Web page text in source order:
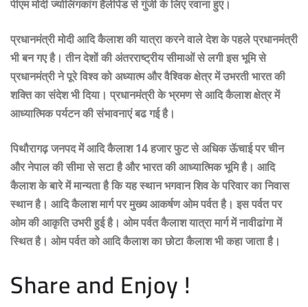
पीएम मोदी ज्योलिंगकांग हैलीपेड से गुंजी के लिए रवाना हुए।
प्रधानमंत्री मोदी आदि कैलाश की यात्रा करने वाले देश के पहले प्रधानमंत्री
भी बन गए है। तीन देशों की अंतरराष्ट्रीय सीमाओं से लगी इस भूमि से
प्रधानमंत्री ने पूरे विश्व को अध्यात्म और वैश्विक क्षेत्र में उभरती भारत की
शक्ति का संदेश भी दिया। प्रधानमंत्री के भ्रमण से आदि कैलाश क्षेत्र में
आध्यात्मिक पर्यटन की संभावनाएं बढ गई है।
पिथौरागढ़ जनपद में आदि कैलाश 14 हजार फुट से अधिक ऊॅचाई पर चीन
और नेपाल की सीमा से सटा है और भारत की आध्यात्मिक भूमि है। आदि
कैलाश के बारे में मान्यता है कि यह स्थान भगवान शिव के परिवार का निवास
स्थान है। आदि कैलाश मार्ग पर मुख्य आकर्षण ओम पर्वत है। इस पर्वत पर
ओम की आकृति उभरी हुई है। ओम पर्वत कैलाश यात्रा मार्ग में नावीढांगा में
स्थित है। ओम पर्वत को आदि कैलाश का छोटा कैलाश भी कहा जाता है।
Share and Enjoy !